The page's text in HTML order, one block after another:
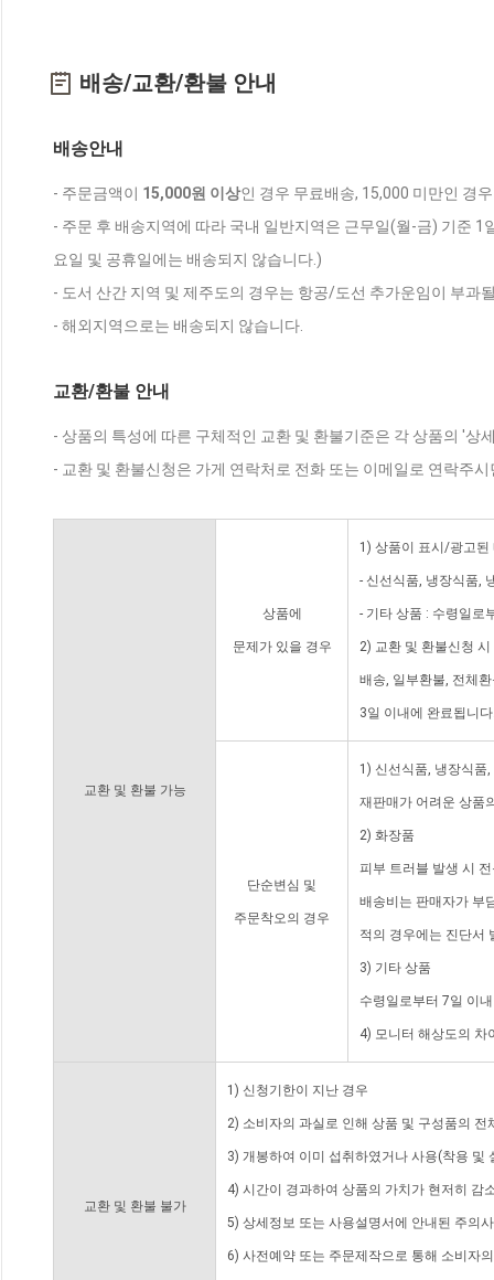
배송/교환/환불 안내
배송안내
- 주문금액이 15,000원 이상인 경우 무료배송, 15,000 미만인 경
- 주문 후 배송지역에 따라 국내 일반지역은 근무일(월-금) 기준
요일 및 공휴일에는 배송되지 않습니다.)
- 도서 산간 지역 및 제주도의 경우는 항공/도선 추가운임이 부과
- 해외지역으로는 배송되지 않습니다.
교환/환불 안내
- 상품의 특성에 따른 구체적인 교환 및 환불기준은 각 상품의 '상
- 교환 및 환불신청은 가게 연락처로 전화 또는 이메일로 연락주
교환 및 환불 가능
상품에
문제가 있을 경우
1) 상품이 표시/광고된
- 신선식품, 냉장식품,
- 기타 상품 : 수령일로
2) 교환 및 환불신청
배송, 일부환불, 전체
3일 이내에 완료됩니
단순변심 및
주문착오의 경우
1) 신선식품, 냉장식품
재판매가 어려운 상품
2) 화장품
피부 트러블 발생 시
배송비는 판매자가 부
적의 경우에는 진단서
3) 기타 상품
수령일로부터 7일 이
4) 모니터 해상도의 차
교환 및 환불 불가
1) 신청기한이 지난 경우
2) 소비자의 과실로 인해 상품 및 구성품의
3) 개봉하여 이미 섭취하였거나 사용(착용 및
4) 시간이 경과하여 상품의 가치가 현저히 감
5) 상세정보 또는 사용설명서에 안내된 주의
6) 사전예약 또는 주문제작으로 통해 소비자